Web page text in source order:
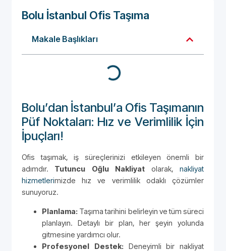
Bolu İstanbul Ofis Taşıma
Makale Başlıkları
Bolu’dan İstanbul’a Ofis Taşımanın
Püf Noktaları: Hız ve Verimlilik İçin
İpuçları!
Ofis taşımak, iş süreçlerinizi etkileyen önemli bir
adımdır. Tutuncu Oğlu Nakliyat olarak,nakliyat
hizmetlerimizde hız ve verimlilik odaklı çözümler
sunuyoruz.
Planlama: Taşıma tarihini belirleyin ve tüm süreci
planlayın. Detaylı bir plan, her şeyin yolunda
gitmesine yardımcı olur.
Profesyonel Destek: Deneyimli bir nakliyat